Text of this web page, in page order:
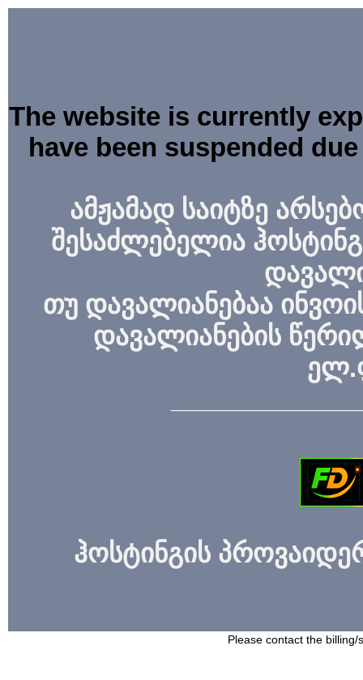
The website is currently
have been suspended
ამჟამად საიტზე
შესაძლებელია
თუ დავალიანებაა
დავალიანების
ჰოსტინგის
Please contact the